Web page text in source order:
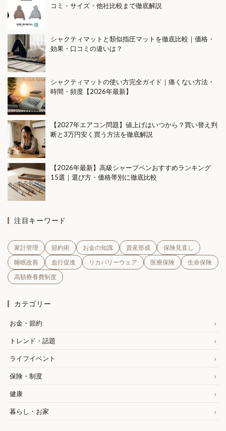
コミ・サイズ・他社比較まで徹底解説
シャクティマットと類似指圧マットを徹底比較｜価格・
効果・口コミの違いは？
シャクティマットの使い方完全ガイド｜痛くない方法・
時間・頻度【2026年最新】
【2027年エアコン問題】値上げはいつから？買い替え判
断と3万円安く買う方法を徹底解説
【2026年最新】高級シャープペンおすすめランキング
15選｜選び方・価格帯別に徹底比較
注目キーワード
家計管理 節約術 お金の知識 資産形成
保険見直し
睡眠改善
血行促進 リカバリーウェア 医療保険
生命保険
高額療養費制度
カテゴリー
お金・節約
トレンド・話題
ライフイベント
保険・制度
健康
暮らし・お家
ライフイベント
ライフスタイル
ライフステージ保険
ランドセル 相場
ランニング
ランニング後
リカバリーアイテム
リカバリーウェア
リカバリーウェア1万円以下
リカバリーウェアおすすめ
リカバリーウェアコスパ
リカバリーウェアランキング
リカバリーウェア効果
リカバリーウェア口コミ
リカバリーウェア比較
リカバリーウェア睡眠
リカバリーグッズ
リカバリーサンダルおすすめ
リカバリーシューズおすすめ
リカバリーシューズランキング
リチウム電池
リーメント
レディースサンダル
レンタルサーバー
レンタルサーバーおすすめ
ロスオフ
ロスオフ口コミ
ワークマンプラス
ワークマンメディヒールサイズ感
ワークマンメディヒール再販
ワークマンメディヒール口コミ
ワークマン女子